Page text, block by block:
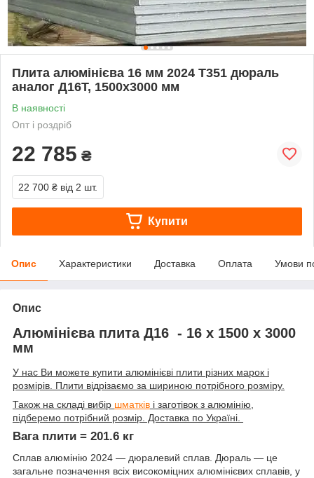
Плита алюмінієва 16 мм 2024 Т351 дюраль
аналог Д16Т, 1500х3000 мм
В наявності
Опт і роздріб
22 785 ₴
22 700 ₴ від 2 шт.
Купити
Опис Характеристики Доставка Оплата Умови
Опис
Алюмінієва плита Д16 - 16 х 1500 х 3000
мм
У нас Ви можете купити алюмінієві плити різних марок і
розмірів. Плити відрізаємо за шириною потрібного розміру.
Також на складі вибір шматків і заготівок з алюмінію,
підберемо потрібний розмір. Доставка по Україні.
Вага плити = 201.6 кг
Сплав алюмінію 2024 — дюралевий сплав. Дюраль — це
загальне позначення всіх високоміцних алюмінієвих сплавів, у